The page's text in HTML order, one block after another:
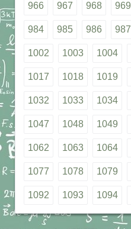
966 967 968 969
984 985 986 987
1002 1003 1004
1017 1018 1019
1032 1033 1034
1047 1048 1049
1062 1063 1064
1077 1078 1079
1092 1093 1094